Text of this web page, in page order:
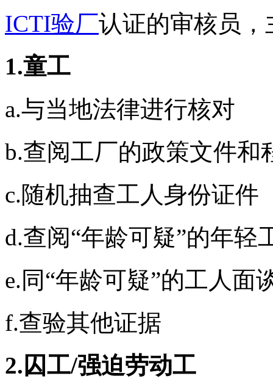
ICTI验厂认证的审核员
1.童工
a.与当地法律进行核对
b.查阅工厂的政策文件和
c.随机抽查工人身份证件
d.查阅“年龄可疑”的年轻
e.同“年龄可疑”的工人面
f.查验其他证据
2.囚工/强迫劳动工